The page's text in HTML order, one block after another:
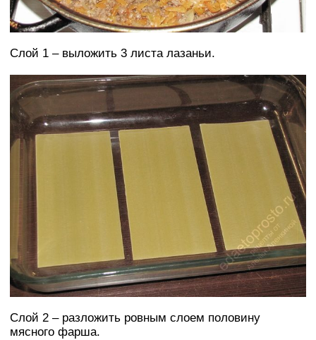
Слой 1 – выложить 3 листа лазаньи.
Слой 2 – разложить ровным слоем половину
мясного фарша.